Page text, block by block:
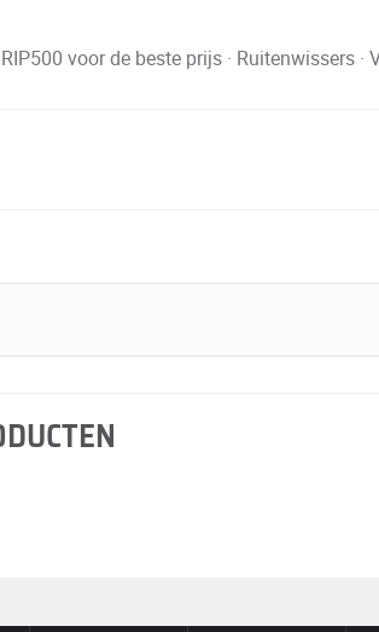
voor de beste prijs · Ruitenwissers ·